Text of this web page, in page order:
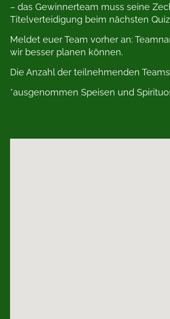
– das Gewinnerteam muss seine
Titelverteidigung beim nächsten
Meldet euer Team vorher an:
wir besser planen können.
Die Anzahl der teilnehmenden
*ausgenommen Speisen und